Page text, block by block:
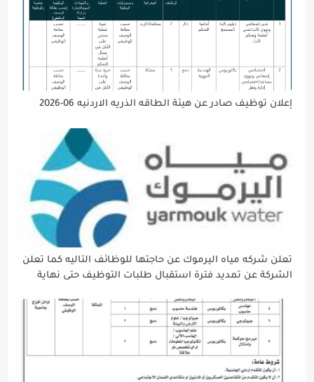
إعلان توظيف صادر عن هيئة الطاقه الذريه الاردنيه 06-2026
تعلن شركه مياه اليرموك عن حاجتها للوظائف التاليه كما تعلن
الشركة عن تمديد فترة استقبال طلبات التوظيف حتى نهاية
إتاحة الفرصة الكافية أمام الجميع لاستكمال إجراءات التقديم.